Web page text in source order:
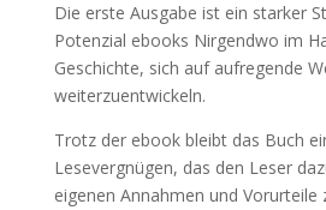
Die erste Ausgabe ist ein starker
Potenzial ebooks Nirgendwo im
Geschichte, sich auf aufregende
weiterzuentwickeln.
Trotz der ebook bleibt das Buch
Lesevergnügen, das den Leser
eigenen Annahmen und Vorurteile